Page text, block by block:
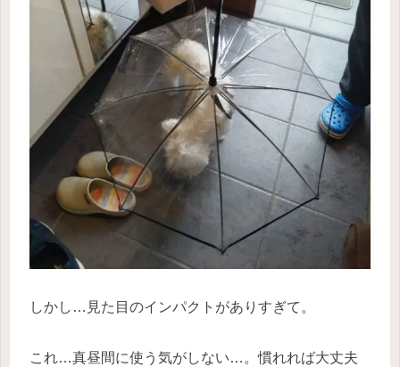
しかし…見た目のインパクトがありすぎて。
これ…真昼間に使う気がしない…。慣れれば大丈夫